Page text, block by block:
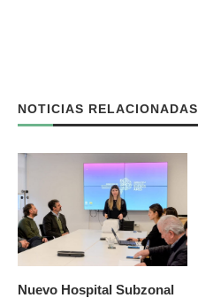
NOTICIAS RELACIONADAS
Nuevo Hospital Subzonal